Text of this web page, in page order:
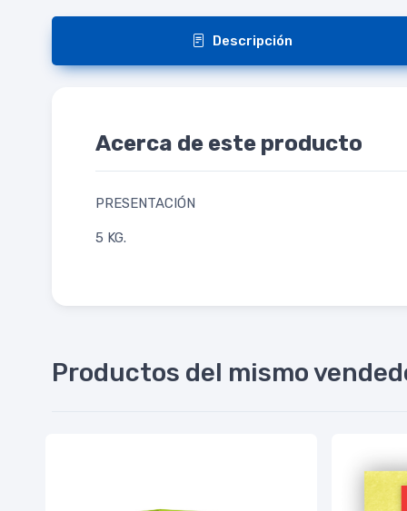
Descripción
Acerca de este producto
PRESENTACIÓN
5 KG.
Productos del mismo